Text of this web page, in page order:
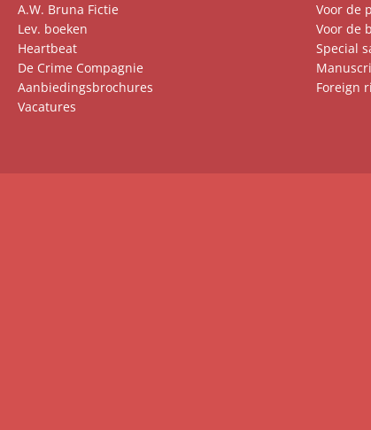
A.W. Bruna Fictie
Lev. boeken
Heartbeat
De Crime Compagnie
Aanbiedingsbrochures
Vacatures
Voor de
Voor de
Special
Foreign